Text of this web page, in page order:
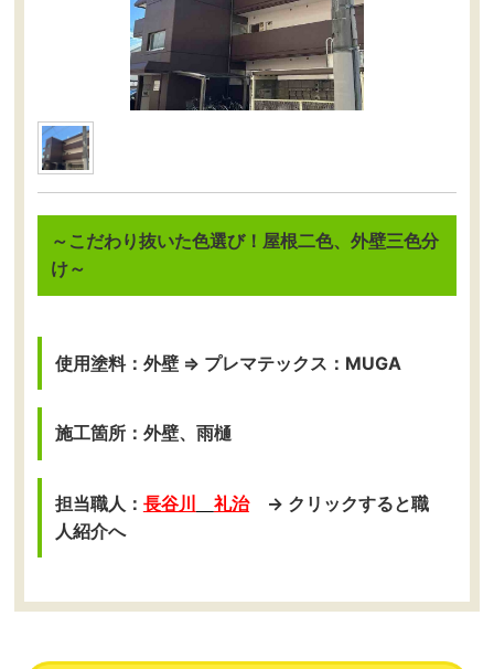
～こだわり抜いた色選び！屋根二色、外壁三色分
け～
使用塗料：外壁 ⇒ プレマテックス：MUGA
施工箇所：外壁、雨樋
担当職人： 長谷川 礼治→ クリックすると職
人紹介へ